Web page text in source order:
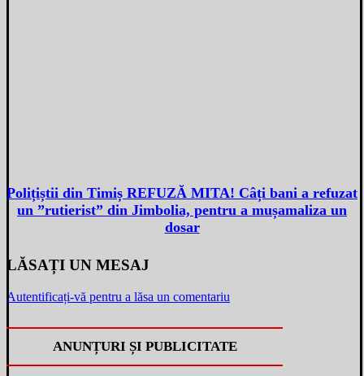
Polițiștii din Timiș REFUZĂ MITA! Câți bani a refuzat
un ”rutierist” din Jimbolia, pentru a mușamaliza un
dosar
LĂSAȚI UN MESAJ
Autentificați-vă pentru a lăsa un comentariu
ANUNȚURI ȘI PUBLICITATE